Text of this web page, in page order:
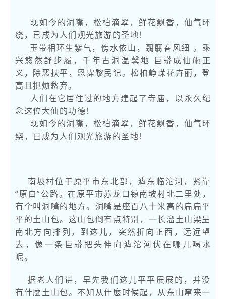
现如今的洞嘴，松柏滴翠，鲜花飘香，仙气环
绕，已成为人们观光旅游的圣地！
玉带相环生紫气，傍水依山，翦翦春风细 。乘
兴悠然舒步履，千年古洞温馨地 巨蟒成仙施正
义，除恶扶平，恩霈黎民记。松柏峥嵘花卉丽，登
高且把烦愁弃。
人们在它居住过的地方建起了寺庙，以永久纪
念这位大仙的功德！
现如今的洞嘴，松柏滴翠，鲜花飘香，仙气环
绕，已成为人们观光旅游的圣地！
南坡村位于原平市东北部，滹东临沱河，紧靠
“原白”公路。在原平市苏龙口镇南坡村北二里处，
有个叫洞嘴的地方。洞嘴是座百八十米高的扁扁平
平的土山包。这山包倒有点特别，一长溜土山梁呈
南北方向排列，到这儿，突然折向正西，远远望
去，像一条巨蟒把头伸向滹沱河伏在哪儿喝水
呢。
据老人们讲，早先我们这儿平平展展的，并没
有什麽土山包。不知从什麽时候起，从东山窜来一